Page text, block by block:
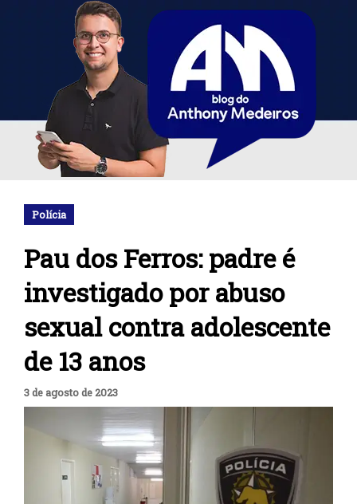
Polícia
Pau dos Ferros: padre é
investigado por abuso
sexual contra adolescente
de 13 anos
3 de agosto de 2023